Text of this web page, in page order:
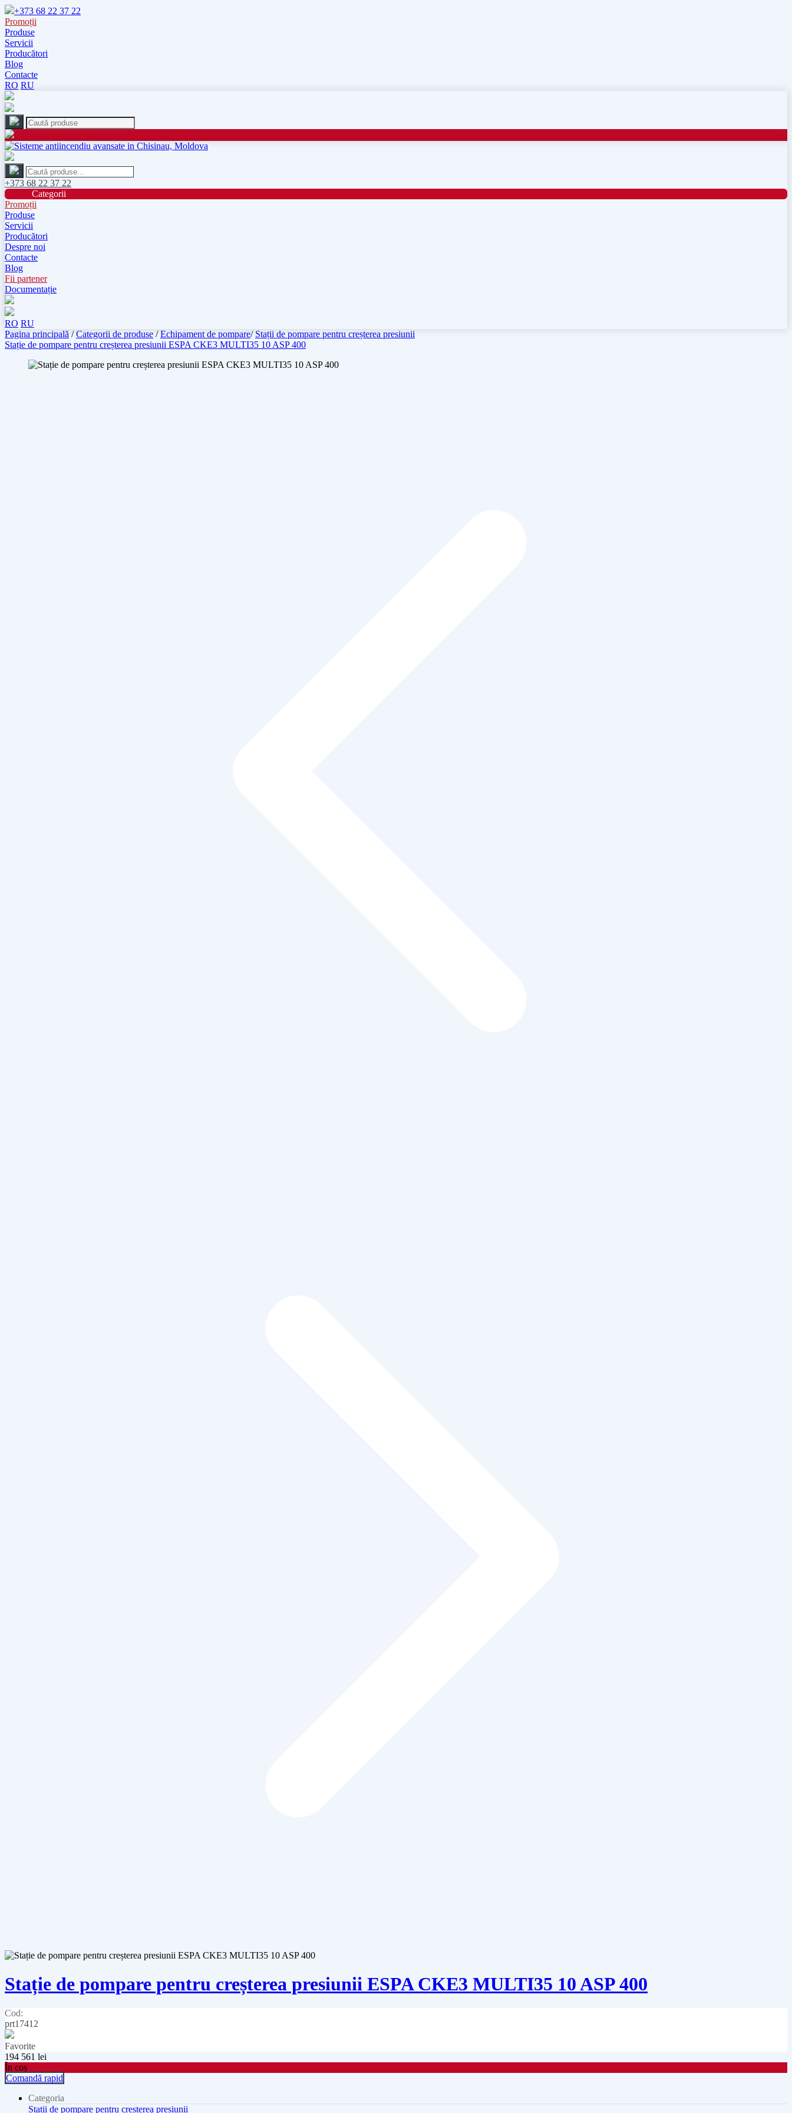
+373 68 22 37 22
Promoții
Produse
Servicii
Producători
Blog
Contacte
RO RU
+373 68 22 37 22
Categorii
Promoții
Produse
Servicii
Producători
Despre noi
Contacte
Blog
Fii partener
Documentație
RO RU
Pagina principală / Categorii de produse / Echipament de pompare/ Stații de pompare pentru creșterea presiunii
Stație de pompare pentru creșterea presiunii ESPA CKE3 MULTI35 10 ASP 400
Stație de pompare pentru creșterea presiunii ESPA CKE3 MULTI35 10 ASP 400
Cod:
prt17412
Favorite
194 561 lei
În coș
Comandă rapid
Categoria
Stații de pompare pentru creșterea presiunii